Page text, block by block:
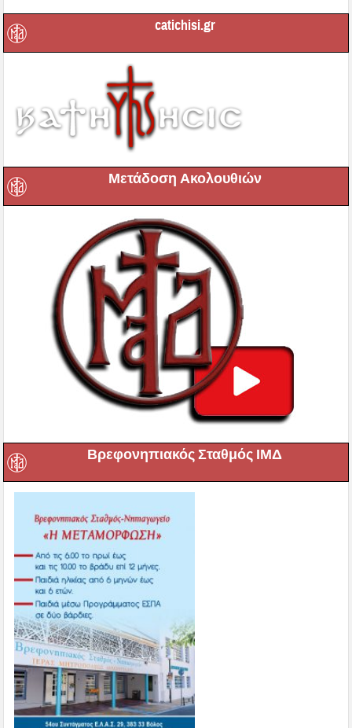
catichisi.gr
Μετάδοση Ακολουθιών
Βρεφονηπιακός Σταθμός ΙΜΔ